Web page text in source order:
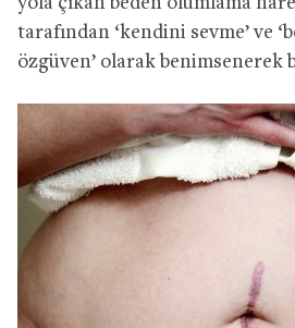
tarafından ‘kendini sevme’ ve
özgüven’ olarak benimsenerek